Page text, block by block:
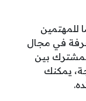
للمهتمين
في مجال
بين
يمكنك